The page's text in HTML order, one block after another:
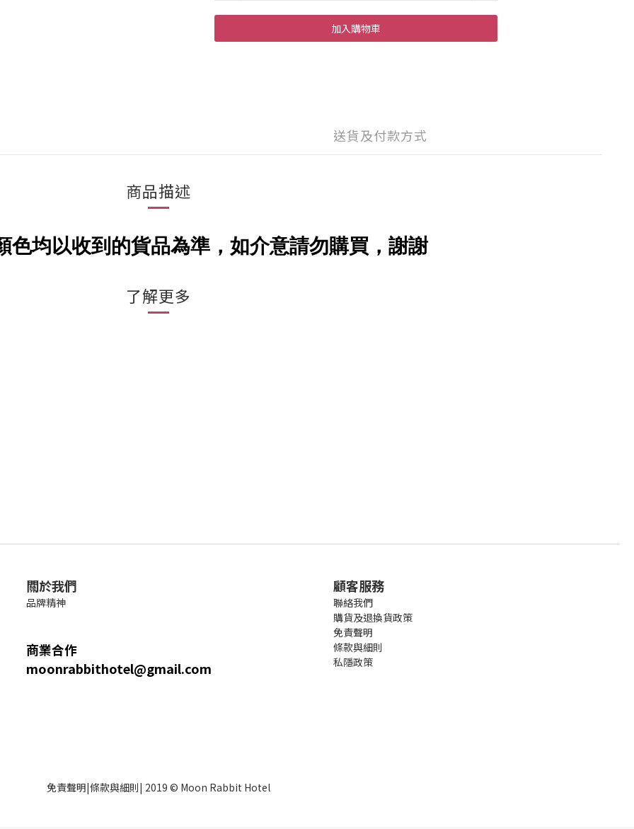
加入購物車
送貨及付款方式
商品描述
色均以收到的貨品為準，如介意請勿購買，謝謝
了解更多
關於我們
品牌精神
商業合作
moonrabbithotel@gmail.com
顧客服務
聯絡我們
購貨及退換貨政策
免責聲明
條款與細則
私隱政策
免責聲明|條款與細則| 2019 © Moon Rabbit Hotel